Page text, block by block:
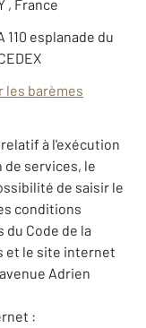
, France
110 esplanade du
les barèmes
à l'exécution
services, le
de saisir le
conditions
du Code de la
et le site internet
Adrien
: